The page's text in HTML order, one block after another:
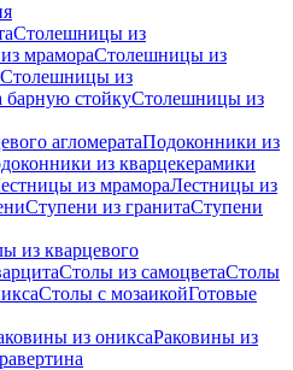
Столешницы из
мрамораСтолешницы из
Cтолешницы из
стойкуСтолешницы из
агломератаПодоконники из
из кварцекерамики
из мрамораЛестницы из
Ступени из гранитаСтупени
из кварцевого
Столы из самоцветаСтолы
Столы с мозаикойГотовые
из ониксаРаковины из